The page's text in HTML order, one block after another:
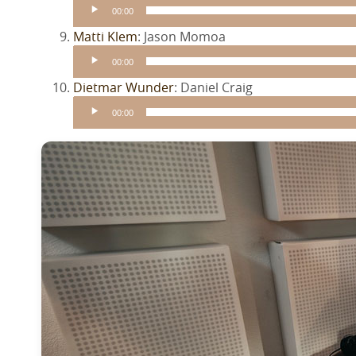
00:00
Matti Klem: Jason Momoa
Player
00:00
Dietmar Wunder: Daniel CraigAudio-
Player
00:00